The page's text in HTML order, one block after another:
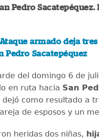
Pedro Sacatepéquez.
Ataque armado deja
Pedro Sacatepéquez
del domingo 6 de
en ruta hacia San
dejó como resultado a
de esposos y un
heridas dos niñas,